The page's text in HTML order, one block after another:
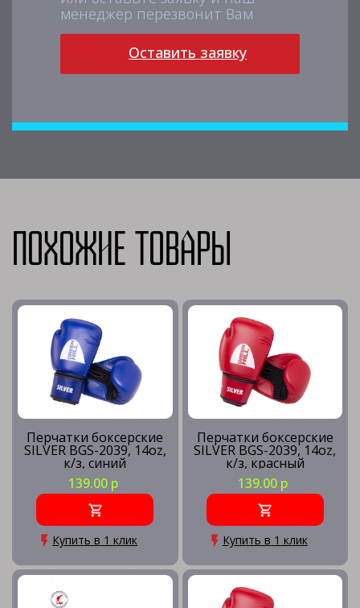
менеджер перезвонит Вам
Оставить заявку
Похожие товары
Перчатки боксерские
SILVER BGS-2039, 14oz,
к/з, синий
139.00 р
Купить в 1 клик
Перчатки боксерские
SILVER BGS-2039, 14oz,
к/з, красный
139.00 р
Купить в 1 клик